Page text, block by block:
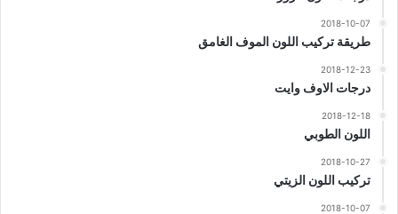
2018-10-07
طريقة تركيب اللون الموف الغامق
2018-12-23
درجات الاوف وايت
2018-12-18
اللون الطوبي
2018-10-27
تركيب اللون الزيتي
2018-10-07